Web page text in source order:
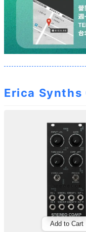
Erica Synths
Add to Cart